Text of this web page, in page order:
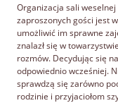
Organizacja sali
zaproszonych gości jest
umożliwić im sprawne
znalazł się w
rozmów. Decydując się
odpowiednio wcześniej.
sprawdzą się zarówno
rodzinie i przyjaciołom